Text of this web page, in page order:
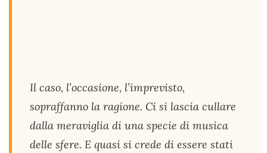
Il caso, l’occasione, l’imprevisto,
sopraffanno la ragione. Ci si lascia cullare
dalla meraviglia di una specie di musica
delle sfere. E quasi si crede di essere stati